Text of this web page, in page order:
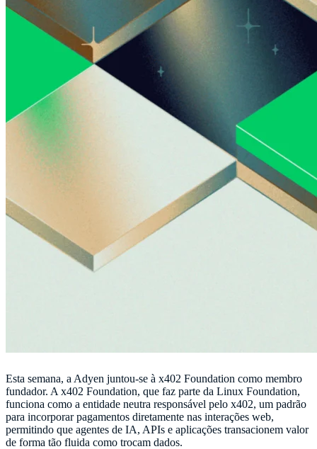
Esta semana, a Adyen juntou-se à x402 Foundation como membro
fundador. A x402 Foundation, que faz parte da Linux Foundation,
funciona como a entidade neutra responsável pelo x402, um padrão
para incorporar pagamentos diretamente nas interações web,
permitindo que agentes de IA, APIs e aplicações transacionem valor
de forma tão fluida como trocam dados.